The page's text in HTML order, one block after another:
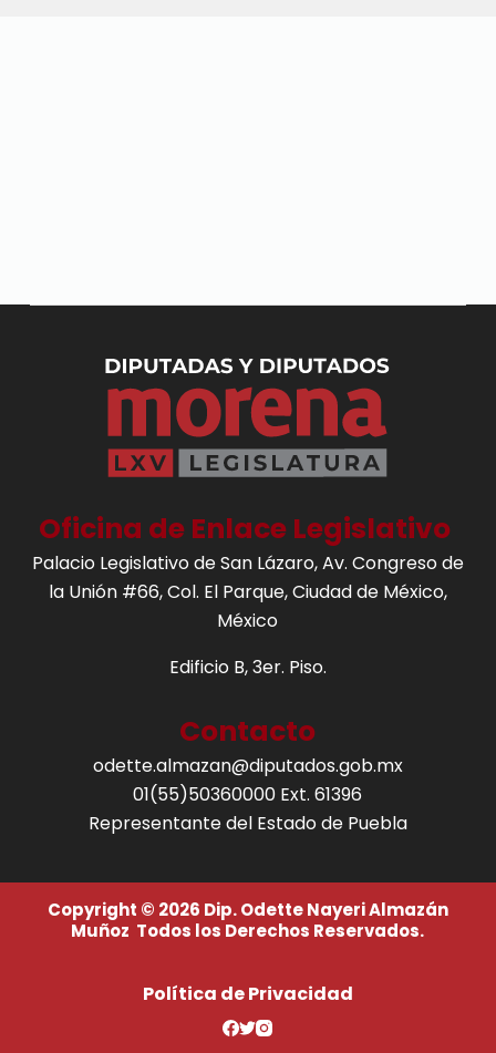
Oficina de Enlace Legislativo
Palacio Legislativo de San Lázaro, Av. Congreso de
la Unión #66, Col. El Parque, Ciudad de México,
México
Edificio B, 3er. Piso.
Contacto
odette.almazan@diputados.gob.mx
01(55)50360000 Ext. 61396
Representante del Estado de Puebla
Copyright © 2026 Dip. Odette Nayeri Almazán
Muñoz Todos los Derechos Reservados.
Política de Privacidad